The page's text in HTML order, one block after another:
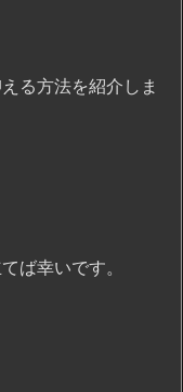
る方法を紹介しま
ば幸いです。